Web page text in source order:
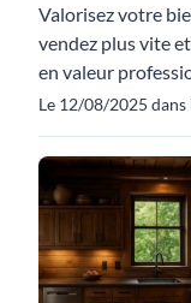
Valorisez votre
vendez plus vite
en valeur
Le 12/08/2025